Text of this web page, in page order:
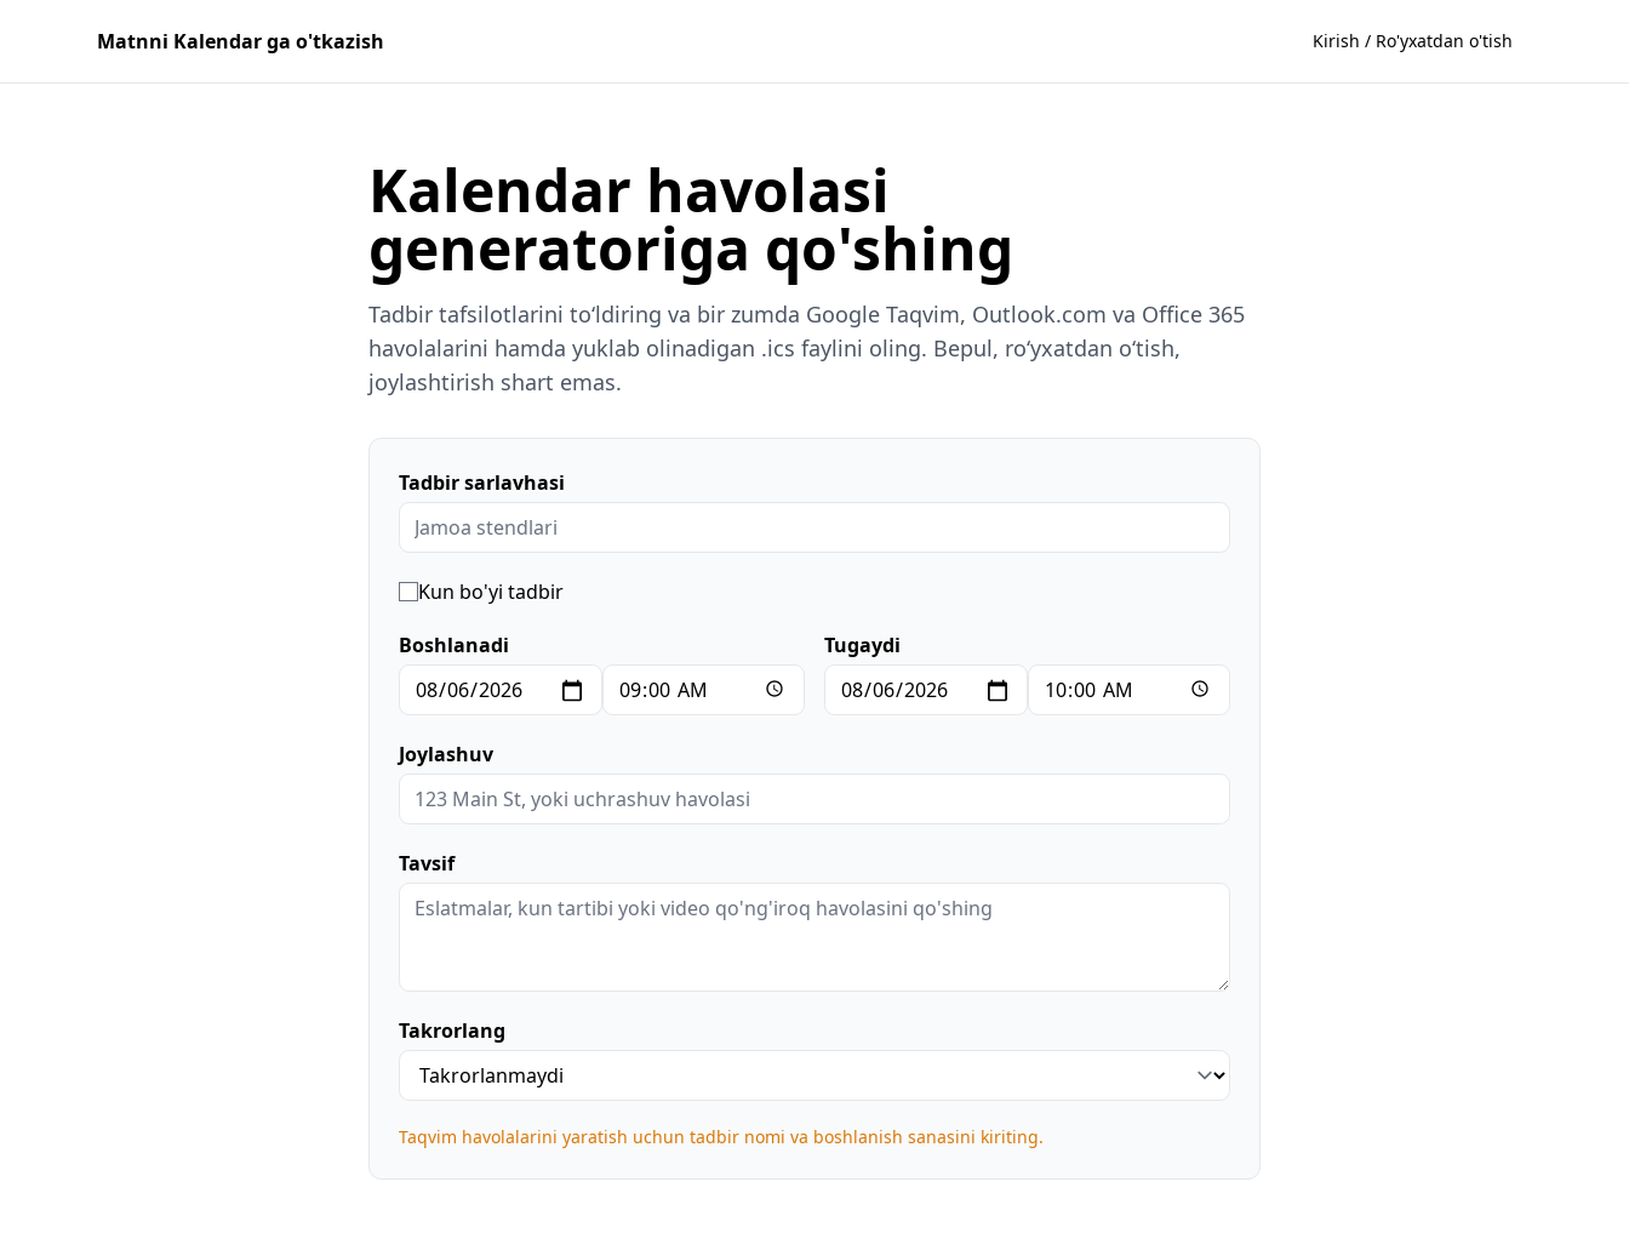
Matnni Kalendar ga o'tkazish Kirish / Ro'yxatdan o'tish
Kalendar havolasi
generatoriga qo'shing
Tadbir tafsilotlarini toʻldiring va bir zumda Google Taqvim, Outlook.com va Office 365
havolalarini hamda yuklab olinadigan .ics faylini oling. Bepul, roʻyxatdan oʻtish,
joylashtirish shart emas.
Tadbir sarlavhasi
Kun bo'yi tadbir
Boshlanadi
Tugaydi
Joylashuv
Tavsif
Takrorlang
Taqvim havolalarini yaratish uchun tadbir nomi va boshlanish sanasini kiriting.